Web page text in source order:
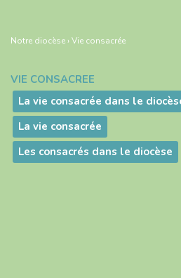
Notre diocèse ›Vie consacrée
Navigation
VIE CONSACRÉE
La vie consacrée
Les consacrés dans le diocèse